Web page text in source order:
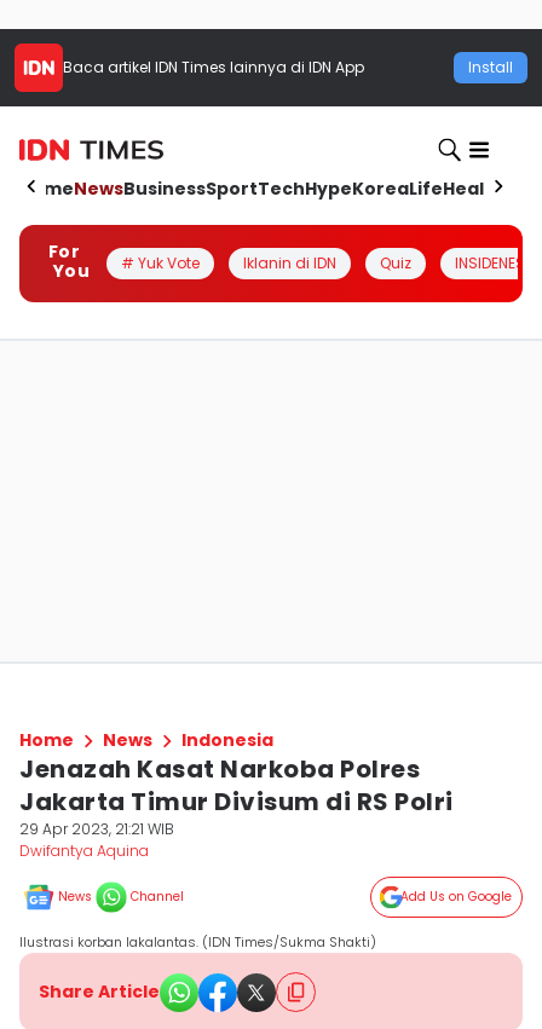
Baca artikel IDN Times lainnya di IDN App Install
HomeNewsBusinessSportTechHypeKoreaLifeHealth
For
You
# Yuk Vote Iklanin di IDN Quiz INSIDENESIA
Home News Indonesia
Jenazah Kasat Narkoba Polres
Jakarta Timur Divisum di RS Polri
29 Apr 2023, 21:21 WIB
Dwifantya Aquina
News Channel Add Us on Google
Ilustrasi korban lakalantas. (IDN Times/Sukma Shakti)
Share Article